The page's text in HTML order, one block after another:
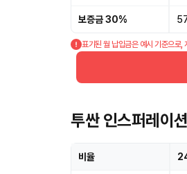
보증금 30%
표기된 월 납입금은 예시 기준으로,
투싼 인스퍼레이
비율